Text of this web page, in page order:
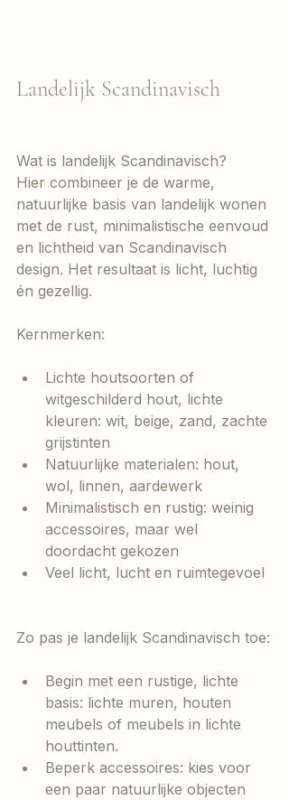
Landelijk Scandinavisch
Wat is landelijk Scandinavisch?
Hier combineer je de warme,
natuurlijke basis van landelijk wonen
met de rust, minimalistische eenvoud
en lichtheid van Scandinavisch
design. Het resultaat is licht, luchtig
én gezellig.
Kernmerken:
Lichte houtsoorten of
witgeschilderd hout, lichte
kleuren: wit, beige, zand, zachte
grijstinten
Natuurlijke materialen: hout,
wol, linnen, aardewerk
Minimalistisch en rustig: weinig
accessoires, maar wel
doordacht gekozen
Veel licht, lucht en ruimtegevoel
Zo pas je landelijk Scandinavisch toe:
Begin met een rustige, lichte
basis: lichte muren, houten
meubels of meubels in lichte
houttinten.
Beperk accessoires: kies voor
een paar natuurlijke objecten